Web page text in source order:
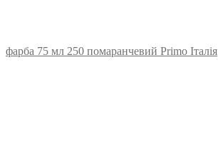
фарба 75 мл 250 помаранчевий Primo Італія